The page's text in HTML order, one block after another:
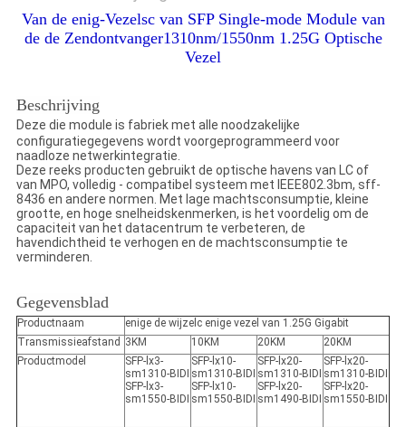
Van de enig-Vezelsc van SFP Single-mode Module van
de de Zendontvanger1310nm/1550nm 1.25G Optische
Vezel
Beschrijving
Deze die module is fabriek met alle noodzakelijke
configuratiegegevens wordt voorgeprogrammeerd voor
naadloze netwerkintegratie.
Deze reeks producten gebruikt de optische havens van LC of
van MPO, volledig - compatibel systeem met IEEE802.3bm, sff-
8436 en andere normen. Met lage machtsconsumptie, kleine
grootte, en hoge snelheidskenmerken, is het voordelig om de
capaciteit van het datacentrum te verbeteren, de
havendichtheid te verhogen en de machtsconsumptie te
verminderen.
Gegevensblad
Productnaam
enige de wijzelc enige vezel van 1.25G Gigabit
Transmissieafstand 3KM 10KM 20KM
20KM
Productmodel
SFP-lx3-
sm1310-BIDI
SFP-lx3-
sm1550-BIDI
SFP-lx10-
sm1310-BIDI
SFP-lx10-
sm1550-BIDI
SFP-lx20-
sm1310-BIDI
SFP-lx20-
sm1490-BIDI
SFP-lx20-
sm1310-BIDI
SFP-lx20-
sm1550-BIDI